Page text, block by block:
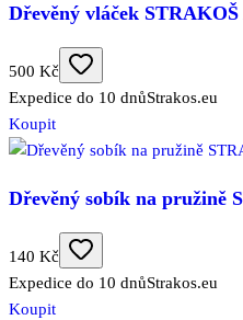
Dřevěný vláček STRAKOŠ
500 Kč
Expedice do 10 dnůStrakos.eu
Koupit
Dřevěný sobík na pružině
140 Kč
Expedice do 10 dnůStrakos.eu
Koupit